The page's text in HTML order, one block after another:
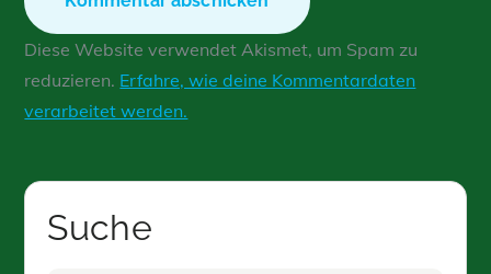
Diese Website verwendet Akismet, um Spam zu
reduzieren. Erfahre, wie deine Kommentardaten
verarbeitet werden.
Suche